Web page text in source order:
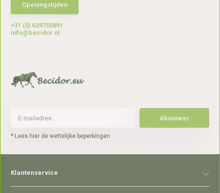
Openingstijden
+31 (0) 639755891
info@becidor.nl
Abonneer
* Lees hier de wettelijke beperkingen
Klantenservice